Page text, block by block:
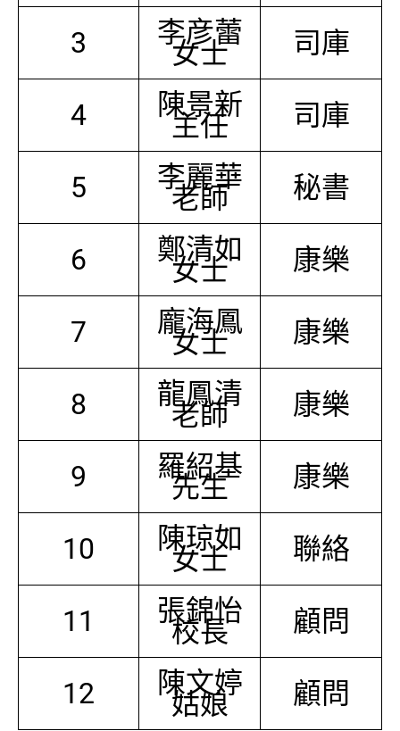
3 李彦蕾
女士 司庫
4 陳景新
主任 司庫
5 李麗華
老師 秘書
6 鄭清如
女士 康樂
7 龐海鳳
女士 康樂
8 龍鳳清
老師 康樂
9 羅紹基
先生 康樂
10 陳琼如
女士 聯絡
11 張錦怡
校長 顧問
12 陳文婷
姑娘 顧問